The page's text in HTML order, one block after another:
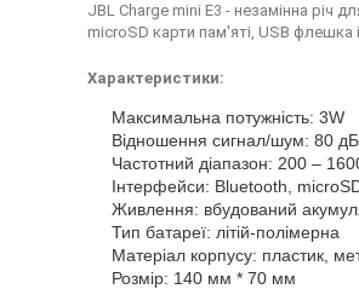
JBL Charge mini E3 - незамінна річ
microSD карти пам'яті, USB флешка
Характеристики:
Максимальна потужність: 3W
Відношення сигнал/шум: 80 дБ
Частотний діапазон: 200 –
Інтерфейси: Bluetooth,
Живлення: вбудований
Тип батареї: літій-полімерна
Матеріал корпусу: пластик,
Розмір: 140 мм * 70 мм